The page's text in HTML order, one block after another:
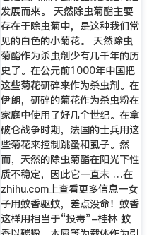
发展而来。 天然除虫菊酯主要
存在于除虫菊中，是这种我们常
见的白色的小菊花。 天然除虫
菊酯作为杀虫剂少有几千年的历
史了。在公元前1000年中国把
这些菊花研碎来作为杀虫剂。在
伊朗，研碎的菊花作为杀虫粉在
家庭中使用了好几个世纪。在拿
破仑战争时期，法国的士兵用这
些菊花来控制跳蚤和虱子。然
而，天然的除虫菊酯在阳光下性
质不稳定，因此它一直未 …在
zhihu.com上查看更多信息一女
子用蚊香驱蚊，差点没命！蚊香
这样用相当于“投毒”-桂林 蚊